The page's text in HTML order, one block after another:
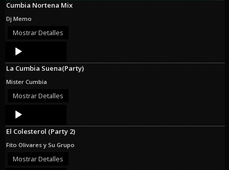
Cumbia Nortena Mix
Dj Memo
Mostrar Detalles
Audio
Player
La Cumbia Suena(Party)
Mister Cumbia
Mostrar Detalles
Audio
Player
El Colesterol (Party 2)
Fito Olivares y Su Grupo
Mostrar Detalles